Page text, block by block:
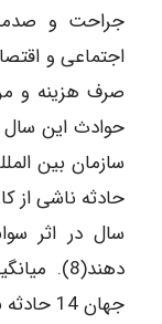
اجتماعی و
صرف هزینه و
حادثه ناشی از
دهند(8).